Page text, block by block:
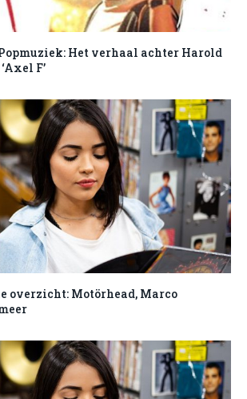
Het verhaal achter Harold
F’
overzicht: Motörhead, Marco